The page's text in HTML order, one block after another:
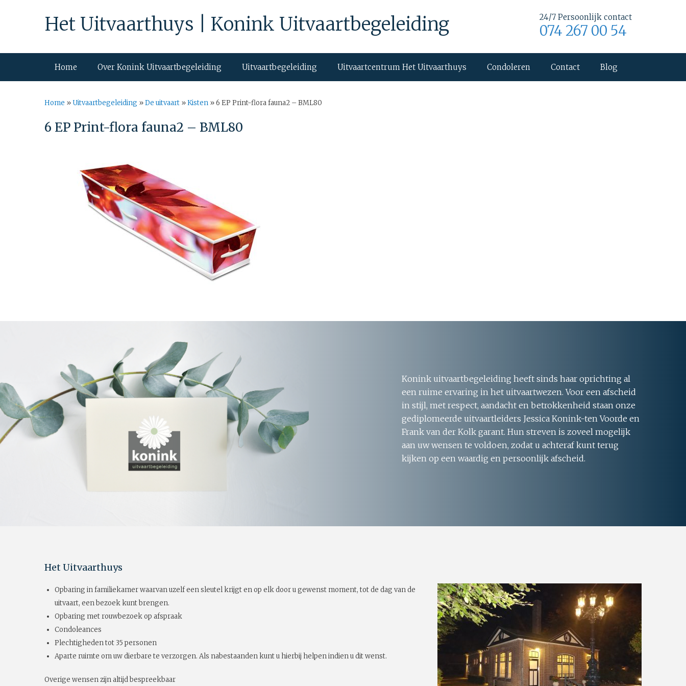
Het Uitvaarthuys | Konink Uitvaartbegeleiding 24/7 Persoonlijk contact
074 267 00 54
Home Over Konink Uitvaartbegeleiding Uitvaartbegeleiding Uitvaartcentrum Het Uitvaarthuys Condoleren Contact Blog
Home »Uitvaartbegeleiding »De uitvaart »Kisten »6 EP Print-flora fauna2 – BML80
6 EP Print-flora fauna2 – BML80
Konink uitvaartbegeleiding heeft sinds haar oprichting al
een ruime ervaring in het uitvaartwezen. Voor een afscheid
in stijl, met respect, aandacht en betrokkenheid staan onze
gediplomeerde uitvaartleiders Jessica Konink-ten Voorde en
Frank van der Kolk garant. Hun streven is zoveel mogelijk
aan uw wensen te voldoen, zodat u achteraf kunt terug
kijken op een waardig en persoonlijk afscheid.
Het Uitvaarthuys
Opbaring in familiekamer waarvan uzelf een sleutel krijgt en op elk door u gewenst moment, tot de dag van de
uitvaart, een bezoek kunt brengen.
Opbaring met rouwbezoek op afspraak
Condoleances
Plechtigheden tot 35 personen
Aparte ruimte om uw dierbare te verzorgen. Als nabestaanden kunt u hierbij helpen indien u dit wenst.
Overige wensen zijn altijd bespreekbaar